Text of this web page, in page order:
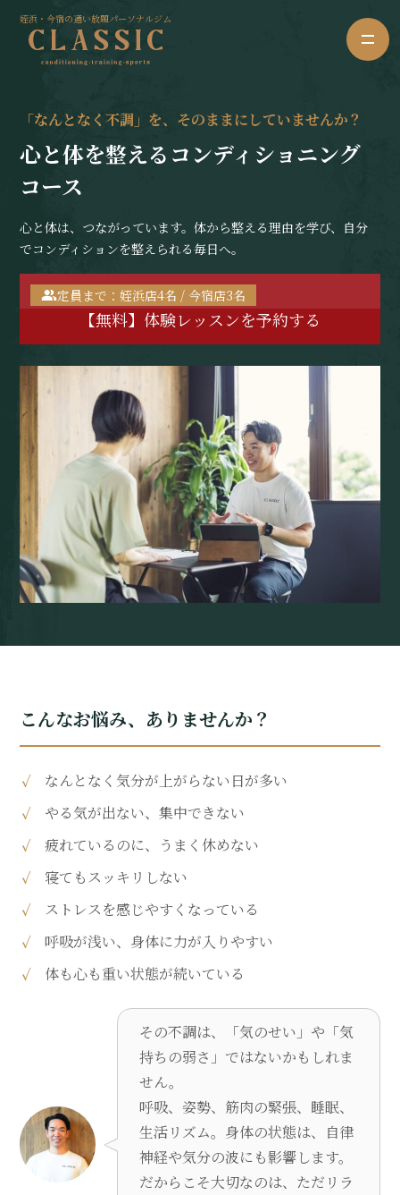
姪浜・今宿の通い放題パーソナルジム
「なんとなく不調」を、そのままにしていませんか？
心と体を整えるコンディショニング
コース
心と体は、つながっています。体から整える理由を学び、自分
でコンディションを整えられる毎日へ。
定員まで：姪浜店4名 / 今宿店3名
【無料】体験レッスンを予約する
こんなお悩み、ありませんか？
なんとなく気分が上がらない日が多い
やる気が出ない、集中できない
疲れているのに、うまく休めない
寝てもスッキリしない
ストレスを感じやすくなっている
呼吸が浅い、身体に力が入りやすい
体も心も重い状態が続いている
その不調は、「気のせい」や「気
持ちの弱さ」ではないかもしれま
せん。
呼吸、姿勢、筋肉の緊張、睡眠、
生活リズム。身体の状態は、自律
神経や気分の波にも影響します。
だからこそ大切なのは、ただリラ